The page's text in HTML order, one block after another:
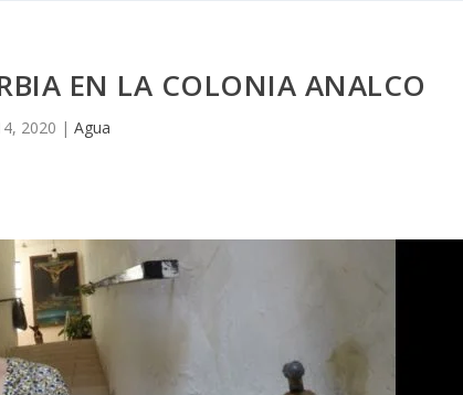
EN LA COLONIA ANALCO
2020 | Agua